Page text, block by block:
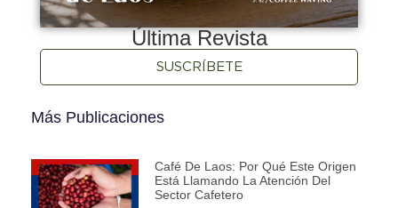
Última Revista
SUSCRÍBETE
Más Publicaciones
Café De Laos: Por Qué Este Origen
Está Llamando La Atención Del
Sector Cafetero